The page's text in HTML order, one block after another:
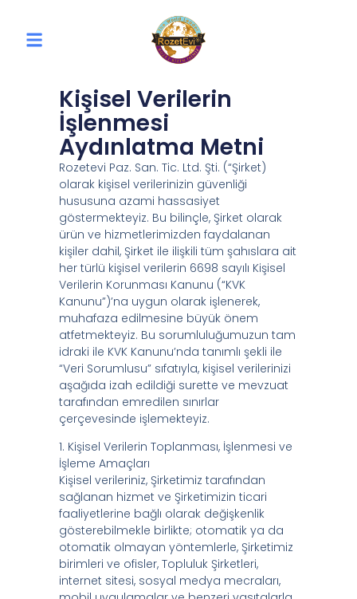
Kişisel Verilerin
İşlenmesi
Aydınlatma Metni
Rozetevi Paz. San. Tic. Ltd. Şti. (“Şirket)
olarak kişisel verilerinizin güvenliği
hususuna azami hassasiyet
göstermekteyiz. Bu bilinçle, Şirket olarak
ürün ve hizmetlerimizden faydalanan
kişiler dahil, Şirket ile ilişkili tüm şahıslara ait
her türlü kişisel verilerin 6698 sayılı Kişisel
Verilerin Korunması Kanunu (“KVK
Kanunu”)’na uygun olarak işlenerek,
muhafaza edilmesine büyük önem
atfetmekteyiz. Bu sorumluluğumuzun tam
idraki ile KVK Kanunu’nda tanımlı şekli ile
“Veri Sorumlusu” sıfatıyla, kişisel verilerinizi
aşağıda izah edildiği surette ve mevzuat
tarafından emredilen sınırlar
çerçevesinde işlemekteyiz.
1. Kişisel Verilerin Toplanması, İşlenmesi ve
İşleme Amaçları
Kişisel verileriniz, Şirketimiz tarafından
sağlanan hizmet ve Şirketimizin ticari
faaliyetlerine bağlı olarak değişkenlik
gösterebilmekle birlikte; otomatik ya da
otomatik olmayan yöntemlerle, Şirketimiz
birimleri ve ofisler, Topluluk Şirketleri,
internet sitesi, sosyal medya mecraları,